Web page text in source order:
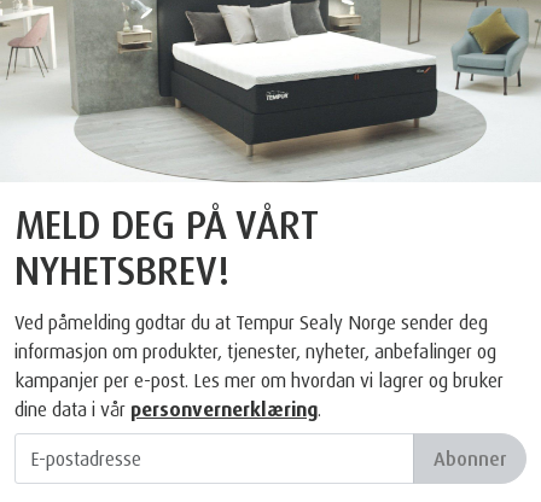
MELD DEG PÅ VÅRT
NYHETSBREV!
Ved påmelding godtar du at Tempur Sealy Norge sender deg
informasjon om produkter, tjenester, nyheter, anbefalinger og
kampanjer per e-post. Les mer om hvordan vi lagrer og bruker
dine data i vår personvernerklæring.
Abonner